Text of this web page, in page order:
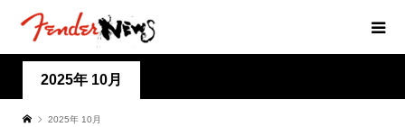
2025年 10月
2025年 10月